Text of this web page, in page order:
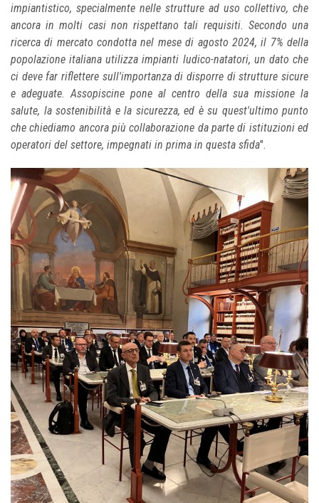
impiantistico, specialmente nelle strutture ad uso collettivo, che
ancora in molti casi non rispettano tali requisiti. Secondo una
ricerca di mercato condotta nel mese di agosto 2024, il 7% della
popolazione italiana utilizza impianti ludico-natatori, un dato che
ci deve far riflettere sull'importanza di disporre di strutture sicure
e adeguate. Assopiscine pone al centro della sua missione la
salute, la sostenibilità e la sicurezza, ed è su quest'ultimo punto
che chiediamo ancora più collaborazione da parte di istituzioni ed
operatori del settore, impegnati in prima in questa sfida".